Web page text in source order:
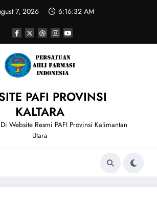
7, 2026 6:16:33 AM
PAFI PROVINSI
KALTARA
Website Resmi PAFI Provinsi Kalimantan
Utara